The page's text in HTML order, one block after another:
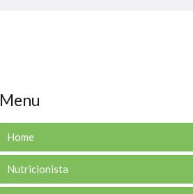
Menu
Home
Nutricionista